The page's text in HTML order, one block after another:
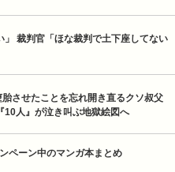
裁判官「ほな裁判で土下座してない
させたことを忘れ開き直るクソ叔父
人』が泣き叫ぶ地獄絵図へ
ペーン中のマンガ本まとめ